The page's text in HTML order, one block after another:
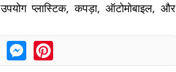
प्लास्टिक, कपड़ा, ऑटोमोबाइल, और
MessengerPinterest